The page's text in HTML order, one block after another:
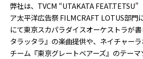
弊社は、TVCM “UTAKATA FEAT.TETSU”
ア太平洋広告祭 FILMCRAFT LOTUS部⾨
にて東京スカパラダイスオーケストラが
タラッタラ』の楽曲提供や、ネイチャー
チーム『東京グレートベアーズ』のテー